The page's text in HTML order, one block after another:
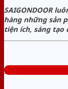
SAIGONDOOR
hàng những sản
tiện ích, sáng